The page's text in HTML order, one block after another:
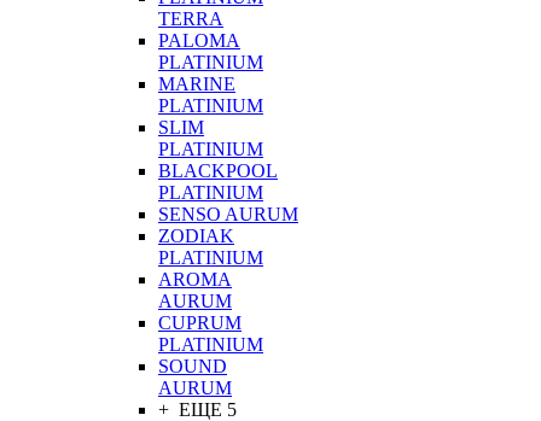
TERRA
PALOMA
PLATINIUM
MARINE
PLATINIUM
SLIM
PLATINIUM
BLACKPOOL
PLATINIUM
SENSO AURUM
ZODIAK
PLATINIUM
AROMA
AURUM
CUPRUM
PLATINIUM
SOUND
AURUM
+ ЕЩЕ 5